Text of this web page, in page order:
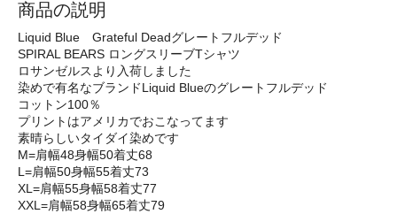
商品の説明
Liquid Blue Grateful Deadグレートフルデッド
SPIRAL BEARS ロングスリーブTシャツ
ロサンゼルスより入荷しました
染めで有名なブランドLiquid Blueのグレートフルデッド
コットン100％
プリントはアメリカでおこなってます
素晴らしいタイダイ染めです
M=肩幅48身幅50着丈68
L=肩幅50身幅55着丈73
XL=肩幅55身幅58着丈77
XXL=肩幅58身幅65着丈79